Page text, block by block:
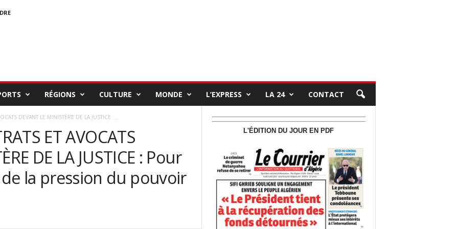
RÉGIONS CULTURE MONDE L’EXPRESS LA 24 CONTACT
DEVANT LE MINISTÈRE DE LA JUSTICE :...
ET AVOCATS
DE LA JUSTICE : Pour
la pression du pouvoir
L'ÉDITION DU JOUR EN PDF